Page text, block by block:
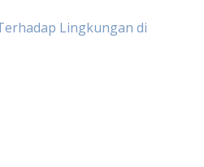
Lingkungan di